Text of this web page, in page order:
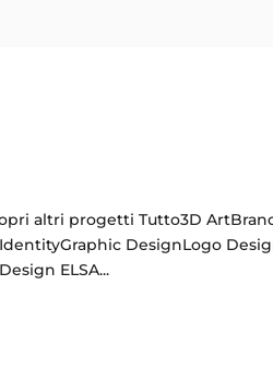
altri progetti Tutto3D
DesignLogo
ELSA...